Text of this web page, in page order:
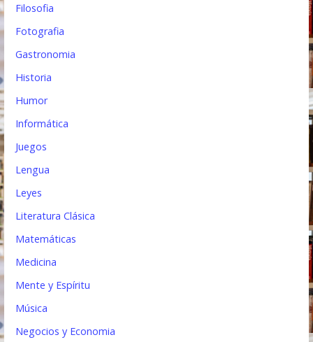
Filosofia
Fotografia
Gastronomia
Historia
Humor
Informática
Juegos
Lengua
Leyes
Literatura Clásica
Matemáticas
Medicina
Mente y Espíritu
Música
Negocios y Economia